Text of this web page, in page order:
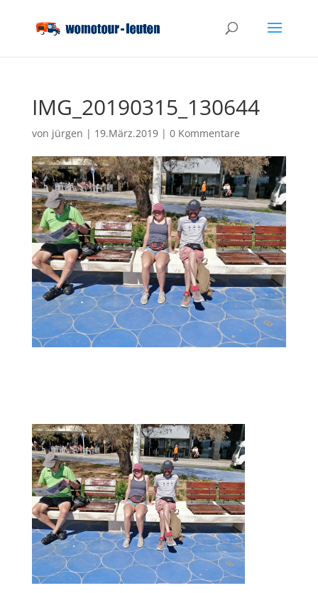
IMG_20190315_130644
von jürgen | 19.März.2019| 0 Kommentare